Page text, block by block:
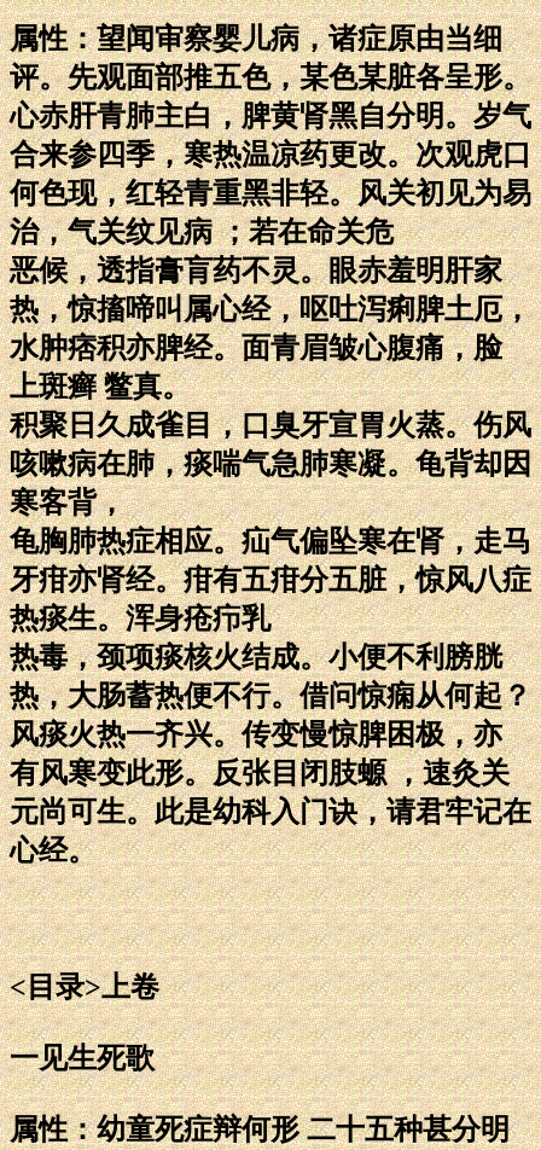
属性：望闻审察婴儿病，诸症原由当细
评。先观面部推五色，某色某脏各呈形。
心赤肝青肺主白，脾黄肾黑自分明。岁气
合来参四季，寒热温凉药更改。次观虎口
何色现，红轻青重黑非轻。风关初见为易
治，气关纹见病 ；若在命关危
恶候，透指膏肓药不灵。眼赤羞明肝家
热，惊搐啼叫属心经，呕吐泻痢脾土厄，
水肿痞积亦脾经。面青眉皱心腹痛，脸
上斑癣 鳖真。
积聚日久成雀目，口臭牙宣胃火蒸。伤风
咳嗽病在肺，痰喘气急肺寒凝。龟背却因
寒客背，
龟胸肺热症相应。疝气偏坠寒在肾，走马
牙疳亦肾经。疳有五疳分五脏，惊风八症
热痰生。浑身疮疖乳
热毒，颈项痰核火结成。小便不利膀胱
热，大肠蓄热便不行。借问惊痫从何起？
风痰火热一齐兴。传变慢惊脾困极，亦
有风寒变此形。反张目闭肢螈 ，速灸关
元尚可生。此是幼科入门诀，请君牢记在
心经。
<目录>上卷
一见生死歌
属性：幼童死症辩何形 二十五种甚分明